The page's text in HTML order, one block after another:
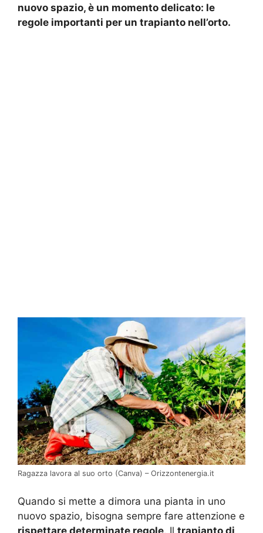
nuovo spazio, è un momento delicato: le
regole importanti per un trapianto nell’orto.
Ragazza lavora al suo orto (Canva) – Orizzontenergia.it
Quando si mette a dimora una pianta in uno
nuovo spazio, bisogna sempre fare attenzione e
rispettare determinate regole. Il trapianto di